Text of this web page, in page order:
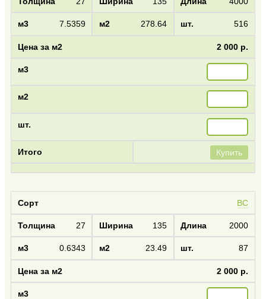
7.5359 278.64 516
2 000 р.
Купить
BC
27 135 2000
0.6343 23.49 87
2 000 р.